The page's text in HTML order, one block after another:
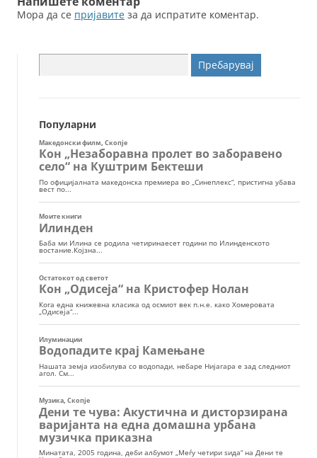
Мора да се пријавите за да испратите коментар.
за:
Популарни